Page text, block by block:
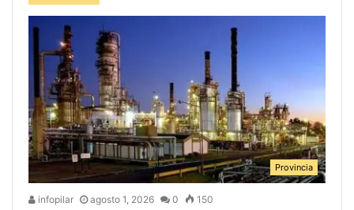
Provincia
infopilar agosto 1, 2026 0 150